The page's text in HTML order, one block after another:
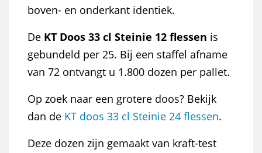
boven- en onderkant identiek.
De KT Doos 33 cl Steinie 12 flessen is
gebundeld per 25. Bij een staffel afname
van 72 ontvangt u 1.800 dozen per pallet.
Op zoek naar een grotere doos? Bekijk
dan de KT doos 33 cl Steinie 24 flessen.
Deze dozen zijn gemaakt van kraft-test